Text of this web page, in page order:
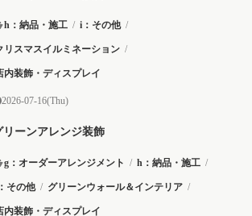
h：納品・施工 / i：その他 /
リスマスイルミネーション /
内装飾・ディスプレイ
2026-07-16(Thu)
リーンアレンジ装飾
g：オーダーアレンジメント / h：納品・施工 /
その他 / グリーンウォール＆インテリア /
内装飾・ディスプレイ